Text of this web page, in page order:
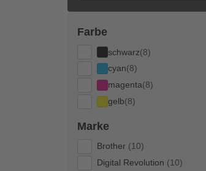
Farbe
schwarz(8)
cyan(8)
magenta(8)
gelb(8)
Marke
Brother (10)
Digital Revolution (10)